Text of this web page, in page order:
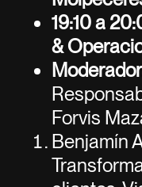
19:10 a
&
Forvis
Benjamín